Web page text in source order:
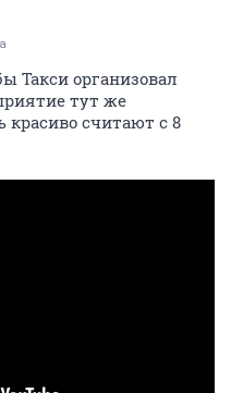
Такси организовал
тут же
считают с 8